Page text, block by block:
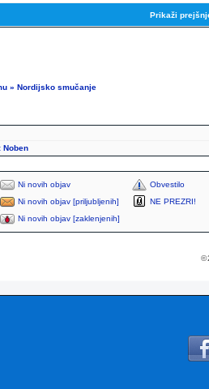
Prikaži
» Nordijsko smučanje
Noben
Ni novih objav
Obvestilo
Ni novih objav [priljubljenih]
NE PREZRI!
Ni novih objav [zaklenjenih]
©